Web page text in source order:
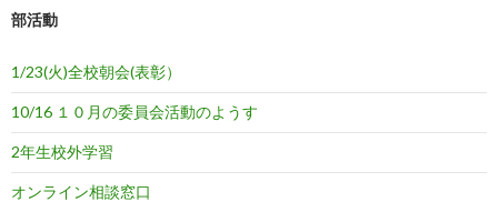
部活動
1/23(火)全校朝会(表彰）
10/16 １０月の委員会活動のようす
2年生校外学習
オンライン相談窓口